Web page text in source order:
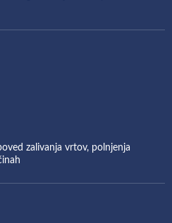
zalivanja vrtov, polnjenja